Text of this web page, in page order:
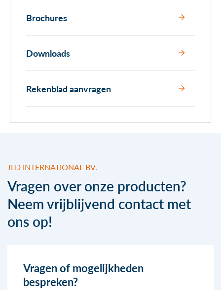
Brochures
Downloads
Rekenblad aanvragen
JLD INTERNATIONAL BV.
Vragen over onze producten?
Neem vrijblijvend contact met
ons op!
Vragen of mogelijkheden
bespreken?